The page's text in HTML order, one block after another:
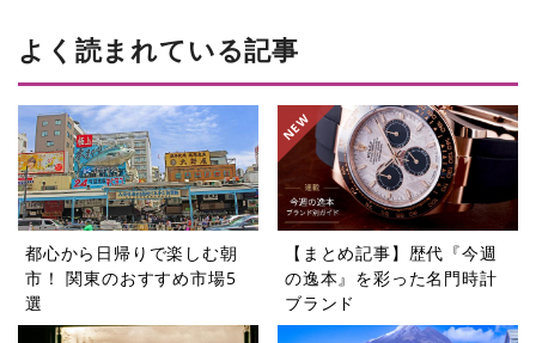
よく読まれている記事
都心から日帰りで楽しむ朝
市！ 関東のおすすめ市場5
選
【まとめ記事】歴代『今週
の逸本』を彩った名門時計
ブランド